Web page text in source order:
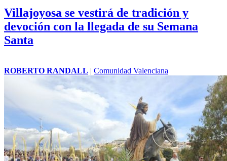
Villajoyosa se vestirá de tradición y
devoción con la llegada de su Semana
Santa
ROBERTO RANDALL | Comunidad Valenciana